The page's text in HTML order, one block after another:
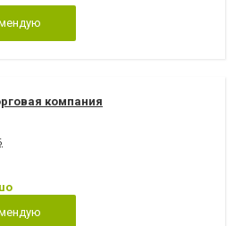
компания